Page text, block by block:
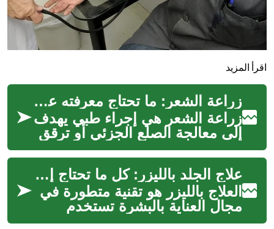
اقرأ المزيد
زراعة الشعر: ما تحتاج معرفته عن الإجراء والفوائد والمخاطر
زراعة الشعر هي إجراء طبي يهدف
إلى معالجة الصلع الجزئي أو ترقق
الشعر عن طريق نقل بصيلات من
مناطق كثيفة إلى مناطق صلع. ...
علاج الجلد بالليزر: كل ما تحتاج إلى معرفته
العلاج بالليزر هو تقنية متطورة في
مجال العناية بالبشرة تستخدم
الضوء المركز لمعالجة مجموعة